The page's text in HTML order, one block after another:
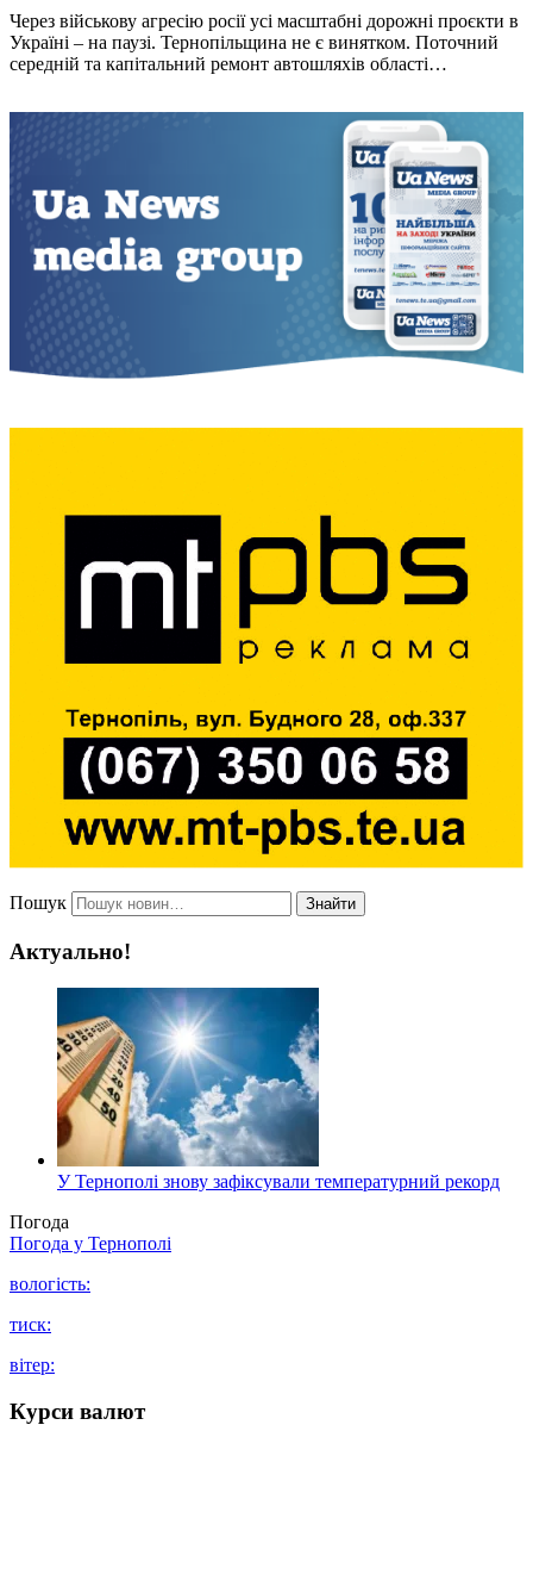
Через військову агресію росії усі масштабні дорожні проєкти в
Україні – на паузі. Тернопільщина не є винятком. Поточний
середній та капітальний ремонт автошляхів області…
Пошук Знайти
Актуально!
У Тернополі знову зафіксували температурний рекорд
Погода
Погода у Тернополі
вологість:
тиск:
вітер:
Курси валют